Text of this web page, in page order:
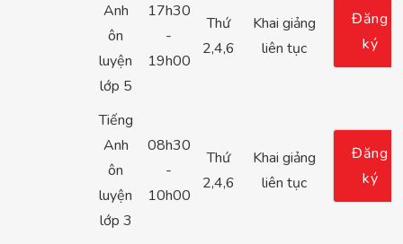
Anh
ôn
luyện
lớp 5
17h30
-
19h00
Thứ
2,4,6
Khai giảng
liên tục
Đăng
ký
Tiếng
Anh
ôn
luyện
lớp 3
08h30
-
10h00
Thứ
2,4,6
Khai giảng
liên tục
Đăng
ký